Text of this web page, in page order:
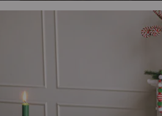
bow démontre comment un détail
Le nœud rouge élégant est au
une allure festive et stylée.